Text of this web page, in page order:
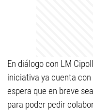
En diálogo con LM
iniciativa ya cuenta
espera que en breve
para poder pedir